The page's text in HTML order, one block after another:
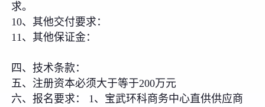
求。
10、其他交付要求：
11、其他保证金：
四、技术条款：
五、注册资本必须大于等于200万元
六、报名要求： 1、宝武环科商务中心直供供应商